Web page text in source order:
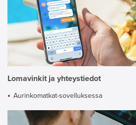
Lomavinkit ja yhteystiedot
Aurinkomatkat-sovelluksessa